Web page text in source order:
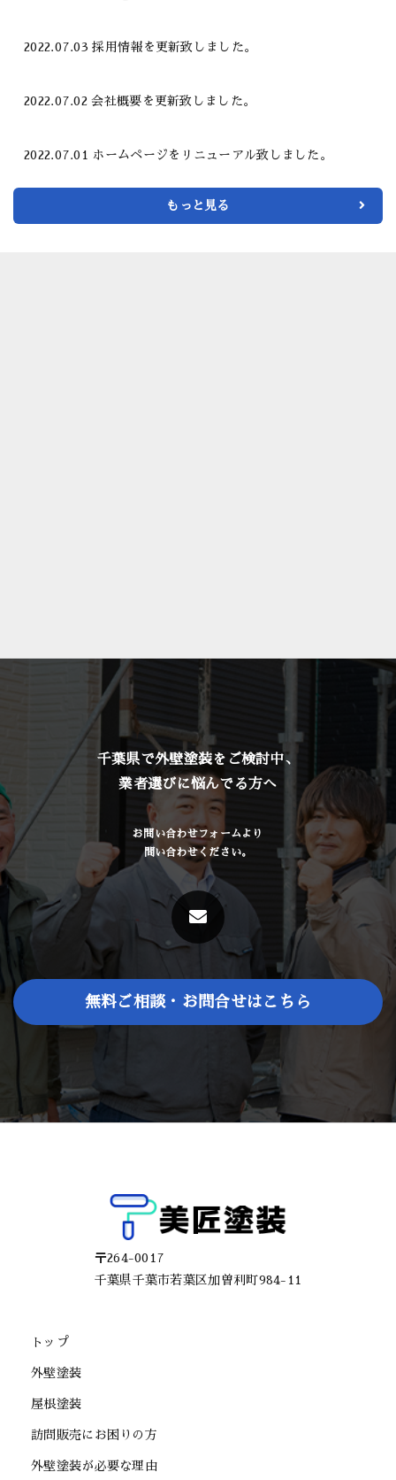
2022.07.03 採用情報を更新致しました。
2022.07.02 会社概要を更新致しました。
2022.07.01 ホームページをリニューアル致しました。
もっと見る
千葉県で外壁塗装をご検討中、
業者選びに悩んでる方へ
お問い合わせフォームより
問い合わせください。
無料ご相談・お問合せはこちら
〒264-0017
千葉県千葉市若葉区加曽利町984-11
トップ
外壁塗装
屋根塗装
訪問販売にお困りの方
外壁塗装が必要な理由